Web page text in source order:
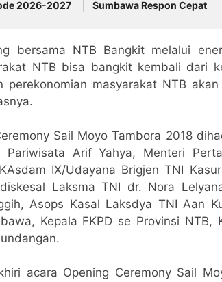
2026-2027
Sumbawa Respon Cepat
bersama NTB Bangkit melalui
NTB bisa bangkit kembali dari
perekonomian masyarakat NTB
Sail Moyo Tambora 2018
Pariwisata Arif Yahya, Menteri
IX/Udayana Brigjen TNI
Laksma TNI dr. Nora
Asops Kasal Laksdya TNI Aan
Kepala FKPD se Provinsi NTB,
acara Opening Ceremony Sail